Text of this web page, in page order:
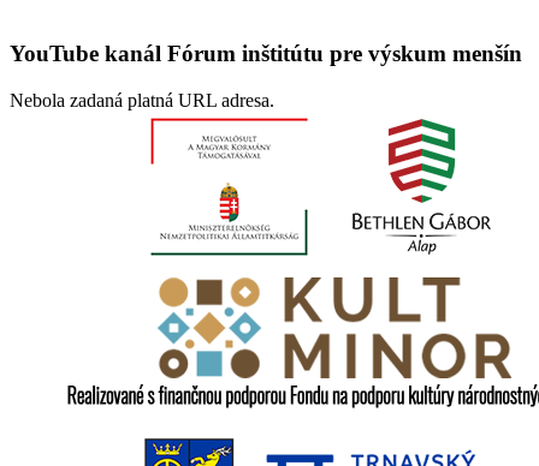
YouTube kanál Fórum inštitútu pre výskum menšín
Nebola zadaná platná URL adresa.